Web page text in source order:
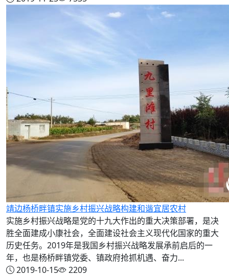
靖边杨桥畔镇实施乡村振兴战略构建和谐宜居农村
实施乡村振兴战略是党的十九大作出的重大决策部署，是决
胜全面建成小康社会，全面建设社会主义现代化国家的重大
历史任务。2019年是我国乡村振兴战略发展承前启后的一
年，也是杨桥畔镇党委、镇政府抢抓机遇、奋力...
2019-10-15
2209